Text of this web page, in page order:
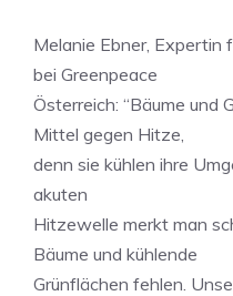
Melanie Ebner, Expertin
bei Greenpeace
Österreich: “Bäume und
Mittel gegen Hitze,
denn sie kühlen ihre
akuten
Hitzewelle merkt man
Bäume und kühlende
Grünflächen fehlen.